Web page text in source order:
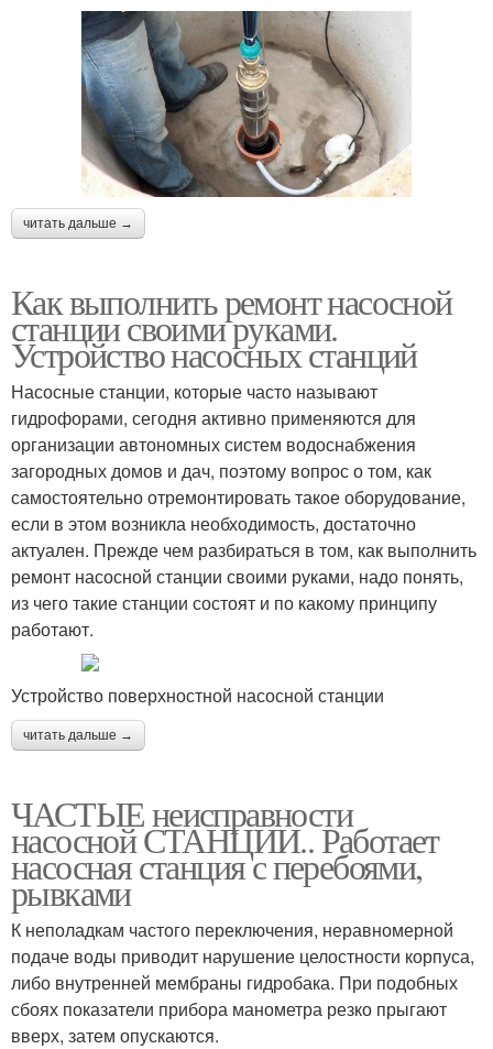
читать дальше →
Как выполнить ремонт насосной
станции своими руками.
Устройство насосных станций
Насосные станции, которые часто называют
гидрофорами, сегодня активно применяются для
организации автономных систем водоснабжения
загородных домов и дач, поэтому вопрос о том, как
самостоятельно отремонтировать такое оборудование,
если в этом возникла необходимость, достаточно
актуален. Прежде чем разбираться в том, как выполнить
ремонт насосной станции своими руками, надо понять,
из чего такие станции состоят и по какому принципу
работают.
Устройство поверхностной насосной станции
читать дальше →
ЧАСТЫЕ неисправности
насосной СТАНЦИИ.. Работает
насосная станция с перебоями,
рывками
К неполадкам частого переключения, неравномерной
подаче воды приводит нарушение целостности корпуса,
либо внутренней мембраны гидробака. При подобных
сбоях показатели прибора манометра резко прыгают
вверх, затем опускаются.